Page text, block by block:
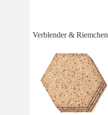
Verblender & Riemchen